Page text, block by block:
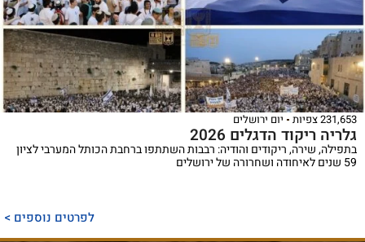
231,653 צפיות יום ירושלים
גלריה ריקוד הדגלים 2026
בתפילה, שירה, ריקודים והודיה: רבבות השתתפו ברחבת הכותל המערבי לציון
59 שנים לאיחודה ושחרורה של ירושלים
לפרטים נוספים >